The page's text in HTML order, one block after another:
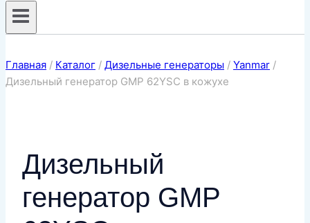
Главная / Каталог / Дизельные генераторы / Yanmar /
Дизельный генератор GMP 62YSC в кожухе
Дизельный
генератор GMP